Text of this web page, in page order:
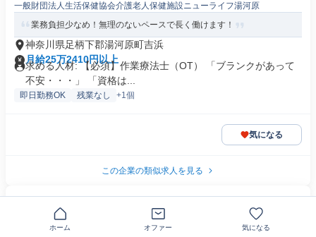
一般財団法人生活保健協会介護老人保健施設ニューライフ湯河原
業務負担少なめ！無理のないペースで長く働けます！
神奈川県足柄下郡湯河原町吉浜
月給25万2410円以上
求める人材: 【必須】作業療法士（OT） 「ブランクがあって
不安・・・」 「資格は...
即日勤務OK 残業なし +1個
気になる
この企業の類似求人を見る
希望休が通りやすい職場/作業療法士/介護施設/【単位数
少な目】/<神奈川県足柄下郡> LHR
ホーム オファー 気になる